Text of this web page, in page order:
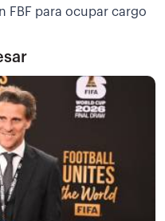
FBF para ocupar cargo